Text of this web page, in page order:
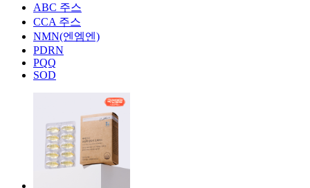
ABC 주스
CCA 주스
NMN(엔엠엔)
PDRN
PQQ
SOD